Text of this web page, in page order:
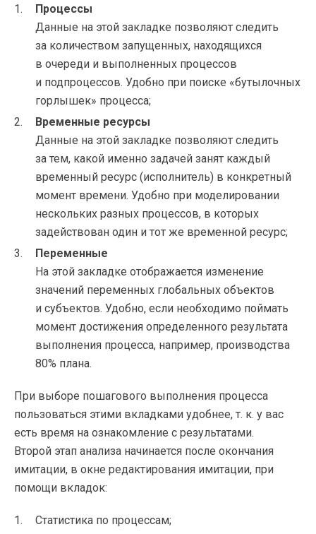
Процессы
Данные на этой закладке позволяют следить
за количеством запущенных, находящихся
в очереди и выполненных процессов
и подпроцессов. Удобно при поиске «бутылочных
горлышек» процесса;
Временные ресурсы
Данные на этой закладке позволяют следить
за тем, какой именно задачей занят каждый
временный ресурс (исполнитель) в конкретный
момент времени. Удобно при моделировании
нескольких разных процессов, в которых
задействован один и тот же временной ресурс;
Переменные
На этой закладке отображается изменение
значений переменных глобальных объектов
и субъектов. Удобно, если необходимо поймать
момент достижения определенного результата
выполнения процесса, например, производства
80% плана.
При выборе пошагового выполнения процесса
пользоваться этими вкладками удобнее, т. к. у вас
есть время на ознакомление с результатами.
Второй этап анализа начинается после окончания
имитации, в окне редактирования имитации, при
помощи вкладок:
Статистика по процессам;